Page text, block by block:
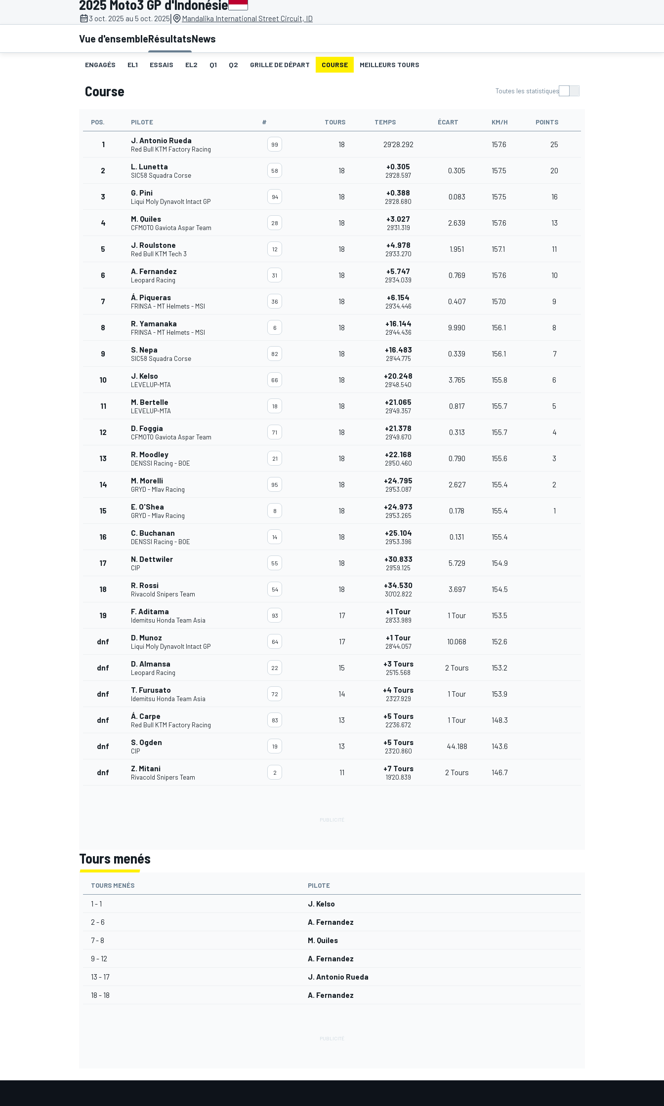
AUTRES CHAMPIONNATS
2025 Moto3 GP d'Indonésie
3 oct. 2025 au 5 oct. 2025| Mandalika International Street Circuit, ID
Vue d'ensembleRésultatsNews
ENGAGÉS EL1 ESSAIS EL2 Q1 Q2 GRILLE DE DÉPART COURSE MEILLEURS TOURS
Course Toutes les statistiques
POS. PILOTE # TOURS TEMPS ÉCART KM/H POINTS
1 J. Antonio Rueda
Red Bull KTM Factory Racing
99 18 29'28.292 157.6 25
2 L. Lunetta
SIC58 Squadra Corse
58 18 +0.305
29'28.597
0.305 157.5 20
3 G. Pini
Liqui Moly Dynavolt Intact GP
94 18 +0.388
29'28.680
0.083 157.5 16
4 M. Quiles
CFMOTO Gaviota Aspar Team
28 18 +3.027
29'31.319
2.639 157.6 13
5 J. Roulstone
Red Bull KTM Tech 3
12 18 +4.978
29'33.270
1.951 157.1 11
6 A. Fernandez
Leopard Racing
31 18 +5.747
29'34.039
0.769 157.6 10
7 Á. Piqueras
FRINSA - MT Helmets - MSI
36 18 +6.154
29'34.446
0.407 157.0 9
8 R. Yamanaka
FRINSA - MT Helmets - MSI
6 18 +16.144
29'44.436
9.990 156.1 8
9 S. Nepa
SIC58 Squadra Corse
82 18 +16.483
29'44.775
0.339 156.1 7
10 J. Kelso
LEVELUP-MTA
66 18 +20.248
29'48.540
3.765 155.8 6
11 M. Bertelle
LEVELUP-MTA
18 18 +21.065
29'49.357
0.817 155.7 5
12 D. Foggia
CFMOTO Gaviota Aspar Team
71 18 +21.378
29'49.670
0.313 155.7 4
13 R. Moodley
DENSSI Racing - BOE
21 18 +22.168
29'50.460
0.790 155.6 3
14 M. Morelli
GRYD - Mlav Racing
95 18 +24.795
29'53.087
2.627 155.4 2
15 E. O'Shea
GRYD - Mlav Racing
8 18 +24.973
29'53.265
0.178 155.4 1
16 C. Buchanan
DENSSI Racing - BOE
14 18 +25.104
29'53.396
0.131 155.4
17 N. Dettwiler
CIP
55 18 +30.833
29'59.125
5.729 154.9
18 R. Rossi
Rivacold Snipers Team
54 18 +34.530
30'02.822
3.697 154.5
19 F. Aditama
Idemitsu Honda Team Asia
93 17 +1 Tour
28'33.989
1 Tour 153.5
dnf D. Munoz
Liqui Moly Dynavolt Intact GP
64 17 +1 Tour
28'44.057
10.068 152.6
dnf D. Almansa
Leopard Racing
22 15 +3 Tours
25'15.568
2 Tours 153.2
dnf T. Furusato
Idemitsu Honda Team Asia
72 14 +4 Tours
23'27.929
1 Tour 153.9
dnf Á. Carpe
Red Bull KTM Factory Racing
83 13 +5 Tours
22'36.672
1 Tour 148.3
dnf S. Ogden
CIP
19 13 +5 Tours
23'20.860
44.188 143.6
dnf Z. Mitani
Rivacold Snipers Team
2 11 +7 Tours
19'20.839
2 Tours 146.7
Tours menés
TOURS MENÉS PILOTE
1 - 1 J. Kelso
2 - 6 A. Fernandez
7 - 8 M. Quiles
9 - 12 A. Fernandez
13 - 17 J. Antonio Rueda
18 - 18 A. Fernandez